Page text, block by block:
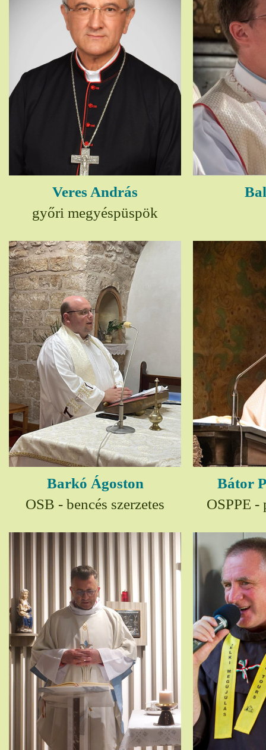
Veres András
győri megyéspüspök
Barkó Ágoston
OSB - bencés szerzetes
Bátor
OSPPE -